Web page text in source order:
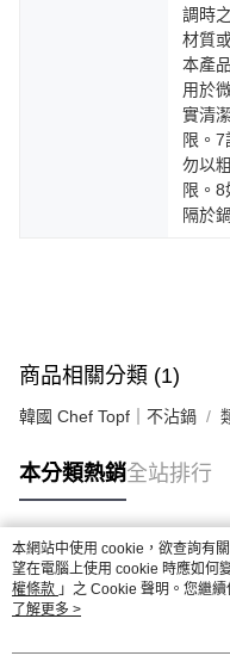
調時
材質
本產
用於
實清
限。7
勿以
限。8
隔於
商品相關分類 (1)
韓國 Chef Topf｜不沾鍋
本分類熱銷全站排行
熱門標籤
本網站中使用 cookie，欲查詢有
望在電腦上使用 cookie 時應如何
權條款 」之 Cookie 聲明。您繼
用條款之 Cookie 聲明使用 cookie
了解更多 >